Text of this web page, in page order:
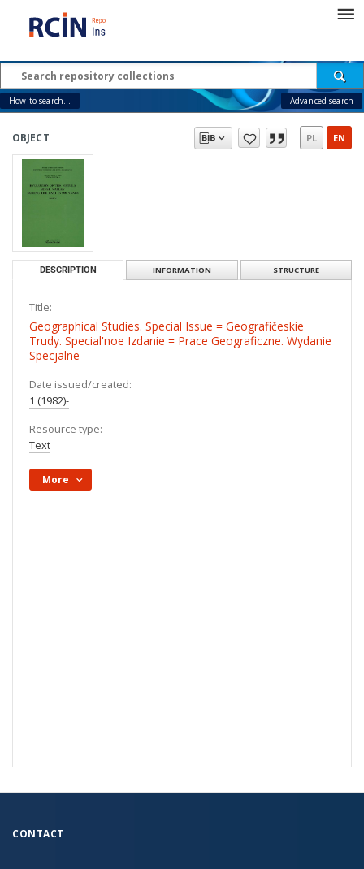
How to search... Advanced search
OBJECT PL EN
DESCRIPTION INFORMATION STRUCTURE
Title:
Geographical Studies. Special Issue = Geografičeskie
Trudy. Special'noe Izdanie = Prace Geograficzne. Wydanie
Specjalne
Date issued/created:
1 (1982)-
Resource type:
Text
More
CONTACT